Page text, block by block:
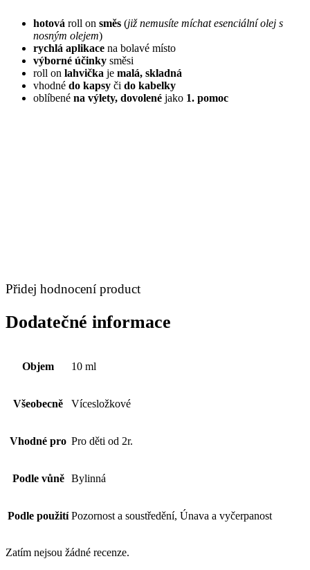
hotová roll on směs (již nemusíte míchat esenciální olej s
nosným olejem)
rychlá aplikace na bolavé místo
výborné účinky směsi
roll on lahvička je malá, skladná
vhodné do kapsy či do kabelky
oblíbené na výlety, dovolené jako 1. pomoc
Přidej hodnocení product
Dodatečné informace
Objem 10 ml
Všeobecně Vícesložkové
Vhodné pro Pro děti od 2r.
Podle vůně Bylinná
Podle použití Pozornost a soustředění, Únava a vyčerpanost
Zatím nejsou žádné recenze.